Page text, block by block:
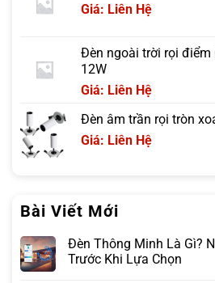
Giá: Liên Hệ
Đèn ngoài trời rọi điểm
12W
Giá: Liên Hệ
Đèn âm trần rọi tròn
Giá: Liên Hệ
Bài Viết Mới
Đèn Thông Minh Là Gì?
Trước Khi Lựa Chọn